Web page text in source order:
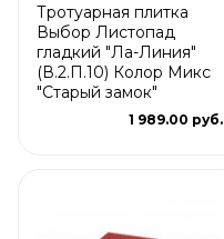
Тротуарная плитка
Выбор Листопад
гладкий "Ла-Линия"
(В.2.П.10) Колор Микс
"Старый замок"
1 989.00 руб.